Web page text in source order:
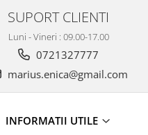
SUPORT CLIENTI
Luni - Vineri : 09.00-17.00
0721327777
marius.enica@gmail.com
INFORMATII UTILE